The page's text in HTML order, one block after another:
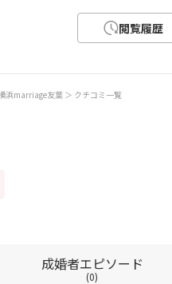
閲覧履歴
浜marriage友葉 クチコミ一覧
成婚者エピソード
(0)